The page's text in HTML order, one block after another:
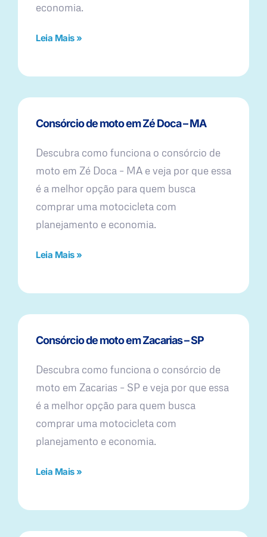
economia.
Leia Mais »
Consórcio de moto em Zé Doca – MA
Descubra como funciona o consórcio de
moto em Zé Doca – MA e veja por que essa
é a melhor opção para quem busca
comprar uma motocicleta com
planejamento e economia.
Leia Mais »
Consórcio de moto em Zacarias – SP
Descubra como funciona o consórcio de
moto em Zacarias – SP e veja por que essa
é a melhor opção para quem busca
comprar uma motocicleta com
planejamento e economia.
Leia Mais »